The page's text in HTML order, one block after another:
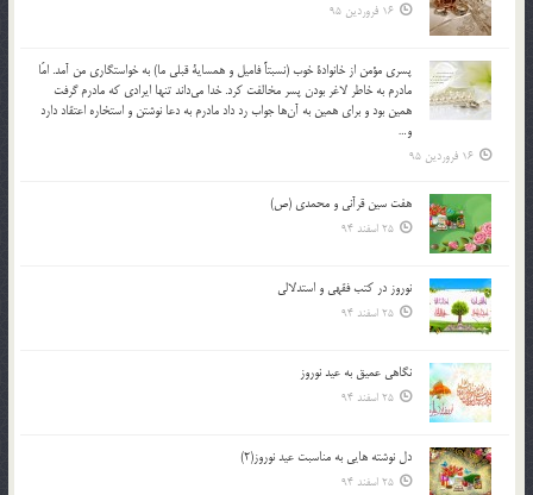
16 فروردین 95
پسري مؤمن از خانوادة خوب (نسبتاً فاميل و همساية قبلي ما) به خواستگاري من آمد. امّا
مادرم به خاطر لاغر بودن پسر مخالفت كرد. خدا مي‌داند تنها ايرادي كه مادرم گرفت
همين بود و براي همين به آن‌ها جواب رد داد مادرم به دعا نوشتن و استخاره اعتقاد دارد
و…
16 فروردین 95
هفت سین قرآنی و محمدی (ص)
25 اسفند 94
نوروز در كتب فقهى و استدلالى‏
25 اسفند 94
نگاهى عميق به عيد نوروز
25 اسفند 94
دل نوشته هایی به مناسبت عید نوروز(2)
25 اسفند 94